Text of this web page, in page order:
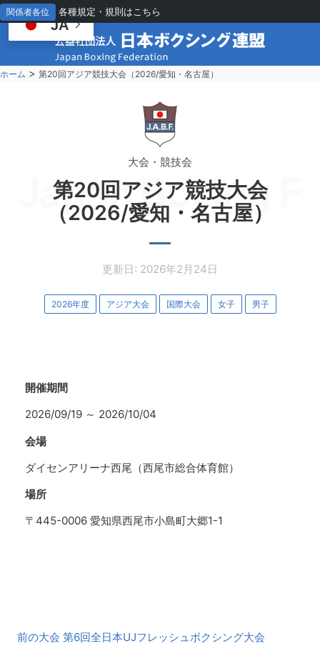
関係者各位 各種規定・規則はこちら
ホーム > 第20回アジア競技大会（2026/愛知・名古屋）
Japan Boxing
大会・競技会
第20回アジア競技大会
（2026/愛知・名古屋）
更新日: 2026年2月24日
2026年度 アジア大会 国際大会 女子 男子
開催期間
2026/09/19 ～ 2026/10/04
会場
ダイセンアリーナ西尾（西尾市総合体育館）
場所
〒445-0006 愛知県西尾市小島町大郷1-1
後
前の大会 第6回全日本UJフレッシュボクシング大会
JA